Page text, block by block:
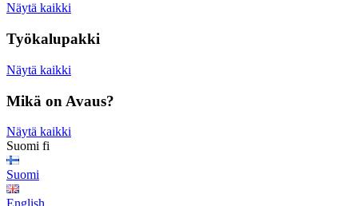
Näytä kaikki
Työkalupakki
Näytä kaikki
Mikä on Avaus?
Näytä kaikki
Suomi fi
Suomi